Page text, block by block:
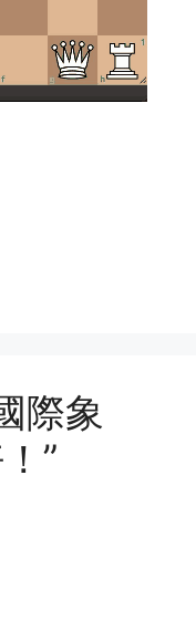
際象
”